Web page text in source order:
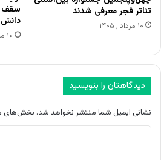
تئاتر فجر معرفی شدند
۱۰ مرداد , ۱۴۰۵
۱۰ مرداد , ۱۴۰۵
دیدگاهتان را بنویسید
نشانی ایمیل شما منتشر نخواهد شد. بخش‌های